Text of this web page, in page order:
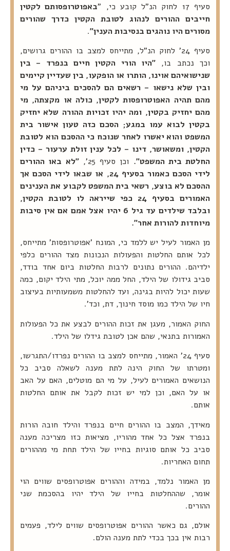
סעיף 17 לחוק הנ"ל קובע כי, "
באפוטרופסותם לקטין
חייבים ההורים לנהוג לטובת הקטין כדרך שהורים
מסורים היו נוהגים בנסיבות הענין".
סעיף 24' לחוק הנ"ל, מתייחס למצב בו ההורים גרושים,
וכך נכתב בו, "היו הורי הקטין חיים בנפרד – בין
שנישואיהם אוינו, הותרו או הופקעו, בין שעדיין קיימים
ובין שלא נישאו – רשאים הם להסכים ביניהם על מי
מהם תהיה האפוטרופסות לקטין, כולה או מקצתה, מי
מהם יחזיק בקטין, ומה יהיו זכויות ההורה שלא יחזיק
בקטין לבוא עמו במגע; הסכם כזה טעון אישור בית
המשפט והוא יאשרו לאחר שנוכח כי ההסכם הוא לטובת
הקטין, ומשאושר, דינו – לכל ענין זולת ערעור – כדין
החלטת בית המשפט". וכן סעיף 25',
"לא באו ההורים
לידי הסכם כאמור בסעיף 24, או שבאו לידי הסכם אך
ההסכם לא בוצע, רשאי בית המשפט לקבוע את הענינים
האמורים בסעיף 24 כפי שייראה לו לטובת הקטין,
ובלבד שילדים עד גיל 6 יהיו אצל אמם אם אין סיבות
מיוחדות להורות אחר".
מן האמור לעיל יש ללמד כי, המונח 'אפוטרופסות' מתייחס,
לכל אותם החלטות והפעולות הנכונות מצד ההורים כלפי
ילדיהם. ההורים נתונים לרבות החלטות ביום אחד בודד,
סביב גידולו של הילד, החל ממה יוכל, מתי הילד יקום, כמה
שעות יכול להיות בגינה, ועד להחלטות משמעותיות בעיצוב
חיו של הילד כמו מוסד חינוך, דת, וכד'.
החוק האמור, מעגן את זכות ההורים לבצע את כל הפעולות
האמורות בתנאי, שהם אכן לטובת גידלו של הילד.
סעיף 24' האמור, מתייחס למצב בו ההורים נפרדו/התגרשו,
ומטרתו של החוק הינה לתת מענה לשאלה סביב כל
הנושאים האמורים לעיל, על מי הם מוטלים, האם על האב
או על האם, וכן למי יש זכות לקבל את אותם החלטות
אותם.
מאידך, המצב בו ההורים חיים בנפרד והילד חובה הורות
בנפרד אצל כל אחד מהוריו, מציאות כזו מצריכה מענה
סביב כל אותם סוגיות בחייו של הילד תחת מי מההורים
תחום האחריות.
מן האמור נלמד, במידה וההורים אפוטרופסים שווים הוי
אומר, שההחלטות בחייו של הילד יהיו בהסכמת שני
ההורים.
אולם, גם כאשר ההורים אפוטרופסים שווים לילד, פעמים
רבות אין בכך בכדי לתת מענה הולם.